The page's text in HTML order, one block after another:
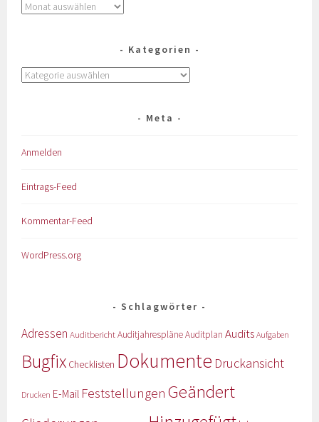
Kategorien
Meta
Anmelden
Eintrags-Feed
Kommentar-Feed
WordPress.org
Schlagwörter
Adressen AuditberichtAuditjahrespläneAuditplan Audits Aufgaben
Bugfix Checklisten Dokumente Druckansicht
Drucken E-Mail Feststellungen Geändert